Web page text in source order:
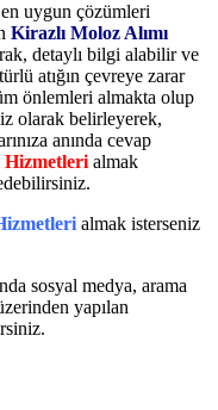
uygun çözümleri
Kirazlı Moloz Alımı
detaylı bilgi alabilir ve
atığın çevreye zarar
önlemleri almakta olup
olarak belirleyerek,
anında cevap
Hizmetleri almak
almak isterseniz
sosyal medya, arama
yapılan